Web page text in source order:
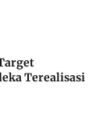
Terealisasi